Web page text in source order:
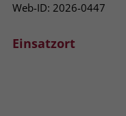
Web-ID: 2026-0447
Einsatzort